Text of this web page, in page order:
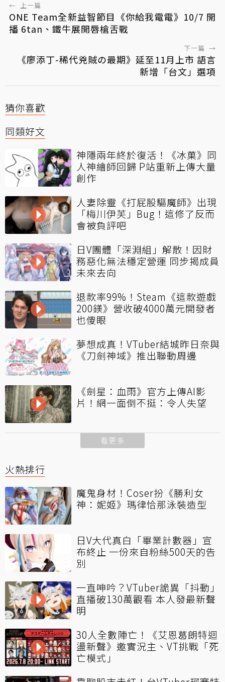
← 上一篇
ONE Team全新益智節目《你給我電電》10/7 開
播 6tan、鐵牛展開唇槍舌戰
下一篇 →
《廖添丁-稀代兇賊の最期》延至11月上市 語言
新增「台文」選項
猜你喜歡
同類好文
神隱兩年終於復活！《冰菓》同
人神繪師回歸 P站重新上傳大量
創作
人妻除靈《打屁股驅魔師》出現
「梅川伊芙」Bug！這修了反而
會被負評吧
日V團體「深淵組」解散！因財
務惡化無法穩定營運 同步揭成員
未來去向
退款率99%！Steam《這款遊戲
200鎂》營收破4000萬元開發者
也傻眼
夢想成真！VTuber結城昨日奈與
《刀劍神域》推出聯動周邊
《劍星：血雨》官方上傳AI影
片！網一面倒不挺：令人失望
看更多
火熱排行
魔鬼身材！Coser扮《勝利女
神：妮姬》瑪律恰那泳裝造型
日V大代真白「畢業計數器」宣
布終止 一份來自粉絲500天的告
別
一直呻吟？VTuber詭異「抖動」
直播破130萬觀看 本人發最新聲
明
30人全數陣亡！《艾恩葛朗特迴
盪新聲》邀實況主、VT挑戰「死
亡模式」